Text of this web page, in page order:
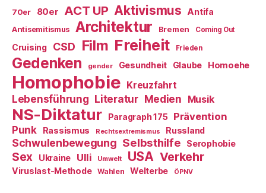
70er 80er ACT UP Aktivismus Antifa
Antisemitismus Architektur Bremen Coming Out
Cruising CSD Film Freiheit Frieden
Gedenken gender Gesundheit Glaube Homoehe
Homophobie Kreuzfahrt
Lebensführung Literatur Medien Musik
NS-Diktatur Paragraph 175
Prävention
Punk
Rassismus Rechtsextremismus Russland
Schwulenbewegung Selbsthilfe Serophobie
Sex Ukraine Ulli Umwelt USA Verkehr
Viruslast-Methode Wahlen Welterbe ÖPNV